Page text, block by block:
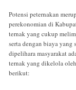
Potensi peternakan
perekonomian di
ternak yang cukup
serta dengan biaya yang
dipelihara masyarakat
ternak yang dikelola
berikut: